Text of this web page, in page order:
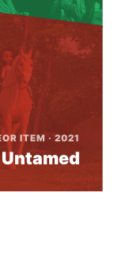
ITEM · 2021